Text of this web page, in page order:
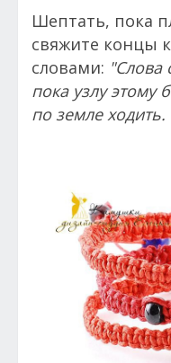
Шептать, пока
свяжите концы
словами: "Слова
пока узлу этому
по земле